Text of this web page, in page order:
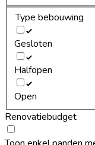
Type bebouwing
Gesloten
Halfopen
Open
Renovatiebudget